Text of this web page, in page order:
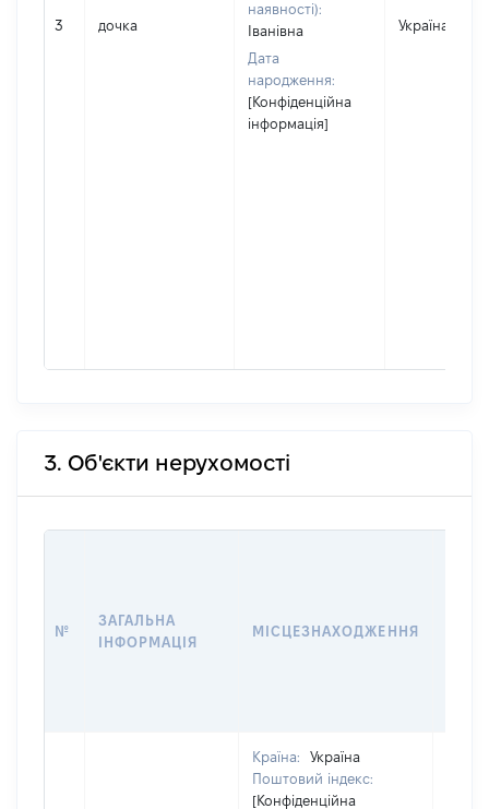
3 дочка
наявності):
Іванівна
Дата
народження:
[Конфіденційна
інформація]
Україна
3. Об'єкти нерухомості
№
ЗАГАЛЬНА
ІНФОРМАЦІЯ
МІСЦЕЗНАХОДЖЕННЯ
Країна:
Україна
Поштовий індекс:
[Конфіденційна